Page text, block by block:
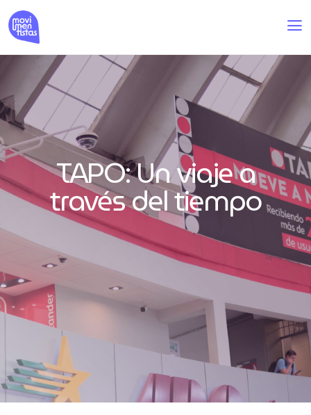
TAPO: Un viaje a
través del tiempo